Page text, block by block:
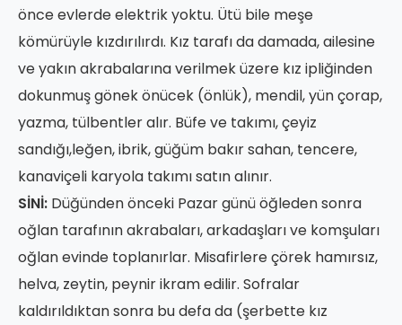
önce evlerde elektrik yoktu. Ütü bile meşe
kömürüyle kızdırılırdı. Kız tarafı da damada, ailesine
ve yakın akrabalarına verilmek üzere kız ipliğinden
dokunmuş gönek önücek (önlük), mendil, yün çorap,
yazma, tülbentler alır. Büfe ve takımı, çeyiz
sandığı,leğen, ibrik, güğüm bakır sahan, tencere,
kanaviçeli karyola takımı satın alınır.
SİNİ: Düğünden önceki Pazar günü öğleden sonra
oğlan tarafının akrabaları, arkadaşları ve komşuları
oğlan evinde toplanırlar. Misafirlere çörek hamırsız,
helva, zeytin, peynir ikram edilir. Sofralar
kaldırıldıktan sonra bu defa da (şerbette kız